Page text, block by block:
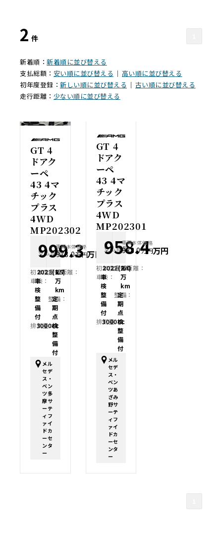
2 件
新着順：新着順に並び替える
支払総額： 安い順に並び替える ｜ 高い順に並び替える
初年度登録：新しい順に並び替える ｜ 古い順に並び替える
走行距離： 少ない順に並び替える
GT 4
ドアク
ーペ
43 4マ
チック
プラス
4WD
MP202302
支払総額
999.3 万円
車両本体価格
978.0万円
初年度登録：
2023(R5)
車検：
車
検
整
備
付
排気量：
3000cc
走行距離：
1.7
万
km
整備：
定
期
点
検
整
備
付
メル
セデ
ス・
ベン
ツ多
摩サ
ーテ
ィフ
ァイ
ドカ
ーセ
ンタ
ー
GT 4
ドアク
ーペ
43 4マ
チック
プラス
4WD
MP202301
支払総額
958.4 万円
車両本体価格
938.0万円
初年度登録：
2022(R4)
車検：
車
検
整
備
付
排気量：
3000cc
走行距離：
2.0
万
km
整備：
定
期
点
検
整
備
付
メル
セデ
ス・
ベン
ツあ
ざみ
野サ
ーテ
ィフ
ァイ
ドカ
ーセ
ンタ
ー